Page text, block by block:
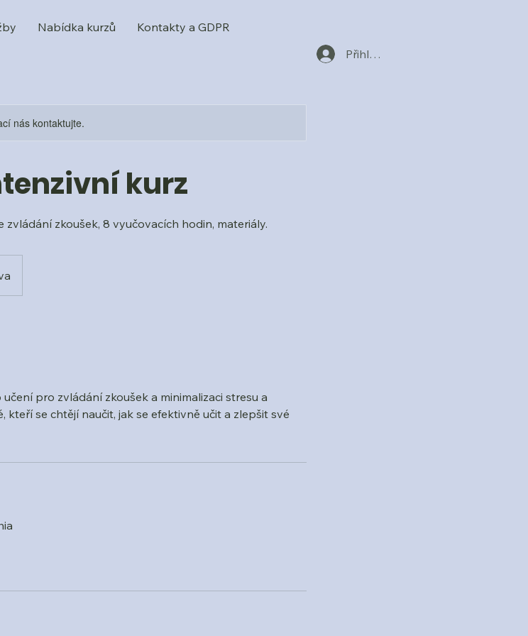
Nabídka kurzů
Kontakty a GDPR
Přihlásit se
nás kontaktujte.
kurz
zkoušek, 8 vyučovacích hodin, materiály.
pro zvládání zkoušek a minimalizaci stresu a
se chtějí naučit, jak se efektivně učit a zlepšit své